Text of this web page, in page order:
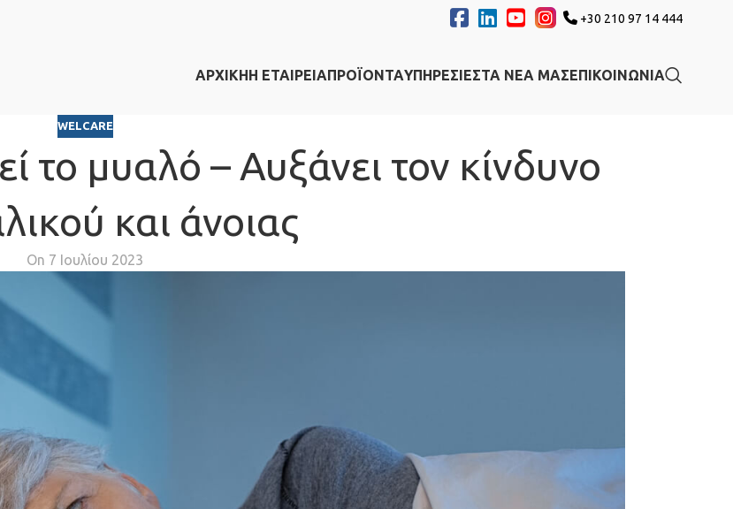
+30 210 97 14 444
ΑΡΧΙΚΗΗ ΕΤΑΙΡΕΙΑΠΡΟΪΟΝΤΑΥΠΗΡΕΣΙΕΣΤΑ ΝΕΑ ΜΑΣΕΠΙΚΟΙΝΩΝΙΑ
WELCARE
το μυαλό – Αυξάνει τον κίνδυνο
και άνοιας
On 7 Ιουλίου 2023